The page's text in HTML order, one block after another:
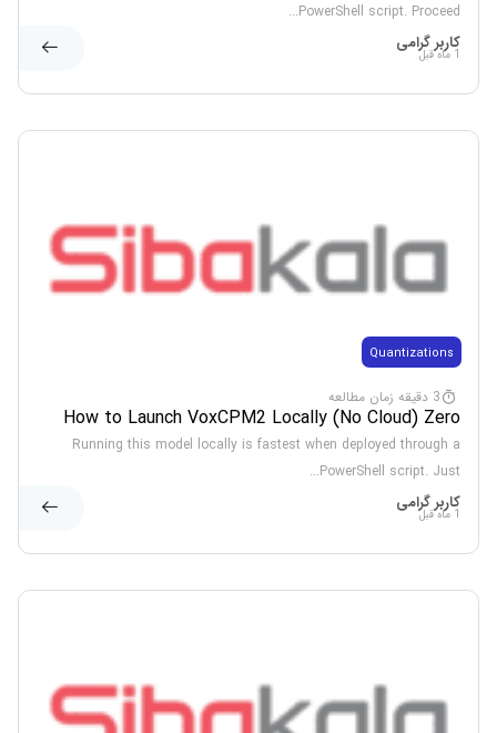
PowerShell script. Proceed...
کاربر گرامی
1 ماه قبل
Quantizations
3 دقیقه زمان مطالعه
How to Launch VoxCPM2 Locally (No Cloud) Zero
Config
Running this model locally is fastest when deployed through a
PowerShell script. Just...
کاربر گرامی
1 ماه قبل